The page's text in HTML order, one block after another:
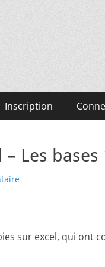
Inscription
Les bases
sur excel, qui ont